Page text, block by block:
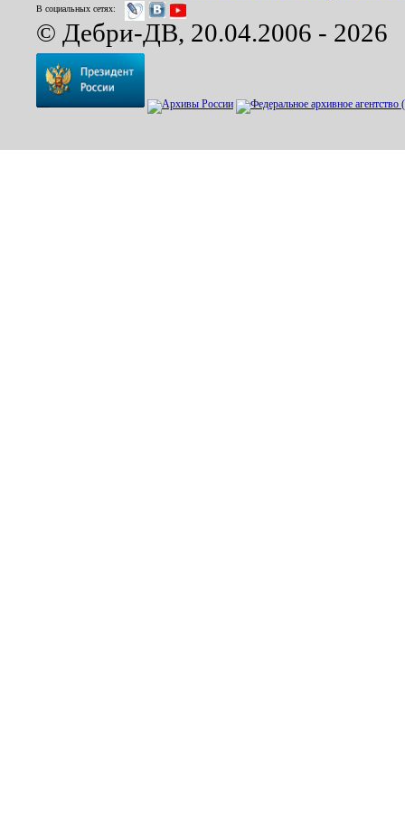
В социальных сетях:
© Дебри-ДВ, 20.04.2006 - 2026